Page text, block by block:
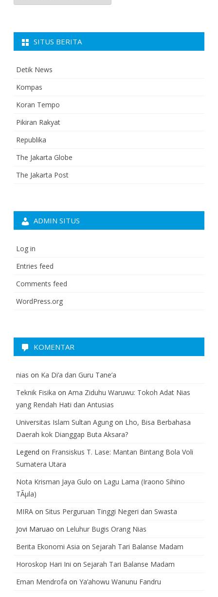
SITUS BERITA
Detik News
Kompas
Koran Tempo
Pikiran Rakyat
Republika
The Jakarta Globe
The Jakarta Post
ADMIN SITUS
Log in
Entries feed
Comments feed
WordPress.org
KOMENTAR
nias on Ka Di’a dan Guru Tane’a
Teknik Fisika on Ama Ziduhu Waruwu: Tokoh Adat Nias
yang Rendah Hati dan Antusias
Universitas Islam Sultan Agung on Lho, Bisa Berbahasa
Daerah kok Dianggap Buta Aksara?
Legend on Fransiskus T. Lase: Mantan Bintang Bola Voli
Sumatera Utara
Nota Krisman Jaya Gulo on Lagu Lama (Iraono Sihino
TÃµla)
MIRA on Situs Perguruan Tinggi Negeri dan Swasta
Jovi Maruao on Leluhur Bugis Orang Nias
Berita Ekonomi Asia on Sejarah Tari Balanse Madam
Horoskop Hari Ini on Sejarah Tari Balanse Madam
Eman Mendrofa on Ya’ahowu Wanunu Fandru